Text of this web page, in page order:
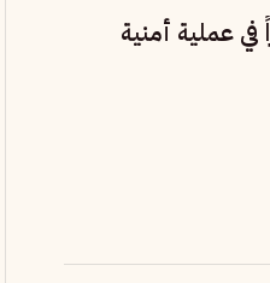
5 مهربين و18 مهاجراً في عملية أمنية